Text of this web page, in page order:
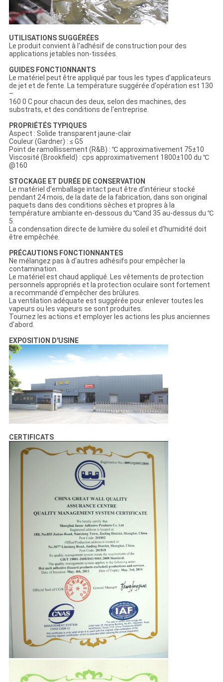
UTILISATIONS SUGGÉRÉES
Le produit convient à l'adhésif de construction pour des
applications jetables non-tissées.
GUIDES FONCTIONNANTS
Le matériel peut être appliqué par tous les types d'applicateurs
de jet et de fente. La température suggérée d'opération est 130
–
160 0 C pour chacun des deux, selon des machines, des
substrats, et des conditions de l'entreprise.
PROPRIÉTÉS TYPIQUES
Aspect : Solide transparent jaune-clair
Couleur (Gardner) : ≤ G5
Point de ramollissement (R&B) : ℃ approximativement 75±10
Viscosité (Brookfield) : cps approximativement 1800±100 du ℃
@160
STOCKAGE ET DURÉE DE CONSERVATION
Le matériel d'emballage intact peut être d'intérieur stocké
pendant 24 mois, de la date de la fabrication, dans son original
paquets dans des conditions sèches et propres à la
température ambiante en-dessous du ℃and 35 au-dessus du ℃
5.
La condensation directe de lumière du soleil et d'humidité doit
être empêchée.
PRÉCAUTIONS FONCTIONNANTES
Ne mélangez pas à d'autres adhésifs pour empêcher la
contamination.
Le matériel est chaud appliqué. Les vêtements de protection
personnels appropriés et la protection oculaire sont fortement
a recommandé d'empêcher des brûlures.
La ventilation adéquate est suggérée pour enlever toutes les
vapeurs ou les vapeurs se sont produites.
Tournez les actions et employer les actions les plus anciennes
d'abord.
EXPOSITION D'USINE
CERTIFICATS